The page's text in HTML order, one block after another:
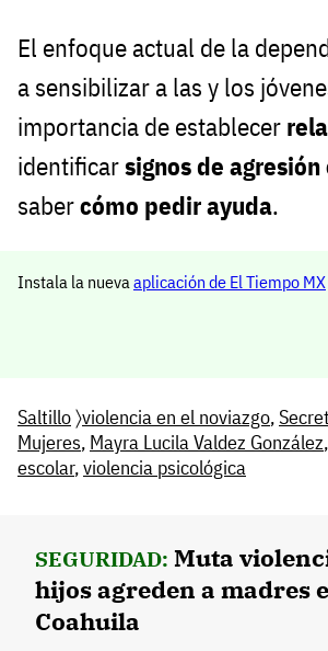
El enfoque actual de la
a sensibilizar a las y los
importancia de establecer
identificarsignos de
sabercómo pedir ayuda.
Instala la nueva aplicación de El Tiempo MX
Saltillo〉violencia en el noviazgo,
Mujeres, Mayra Lucila Valdez González,
escolar,violencia psicológica
SEGURIDAD: Muta
hijos agreden a madres
Coahuila